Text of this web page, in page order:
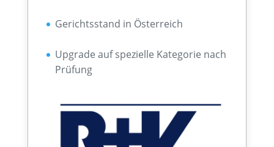
Gerichtsstand in Österreich
Upgrade auf spezielle Kategorie nach
Prüfung